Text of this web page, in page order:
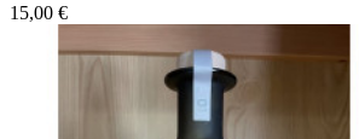
15,00 €